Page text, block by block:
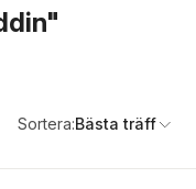
Sortera:Bästa träff